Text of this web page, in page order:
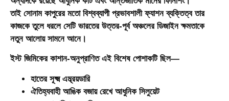
তাই সোনাম কাপুরের মতো বিশ্বব্যাপী প্রভাবশালী ফ্যাশন ব্যক্তিত্ব তার
কাজকে তুলে ধরলে সেটি ভারতের উত্তর-পূর্ব অঞ্চলের ডিজাইন ক্ষমতাকে
নতুন আলোয় সামনে আনে।
ইস্ট জিমিকের কাশান-অনুপ্রাণিত এই বিশেষ পোশাকটি ছিল—
হাতের সূক্ষ্ম এম্ব্রয়ডারি
ঐতিহ্যবাহী আঙিক বজায় রেখে আধুনিক সিলুয়েট